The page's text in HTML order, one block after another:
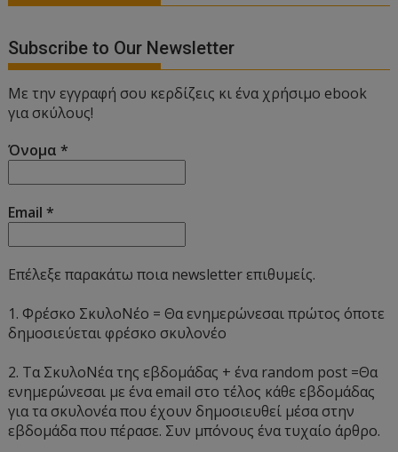
Subscribe to Our Newsletter
Με την εγγραφή σου κερδίζεις κι ένα χρήσιμο ebook
για σκύλους!
Όνομα*
Email*
Επέλεξε παρακάτω ποια newsletter επιθυμείς.
1. Φρέσκο ΣκυλοΝέο = Θα ενημερώνεσαι πρώτος όποτε
δημοσιεύεται φρέσκο σκυλονέο
2. Τα ΣκυλοΝέα της εβδομάδας + ένα random post =Θα
ενημερώνεσαι με ένα email στο τέλος κάθε εβδομάδας
για τα σκυλονέα που έχουν δημοσιευθεί μέσα στην
εβδομάδα που πέρασε. Συν μπόνους ένα τυχαίο άρθρο.